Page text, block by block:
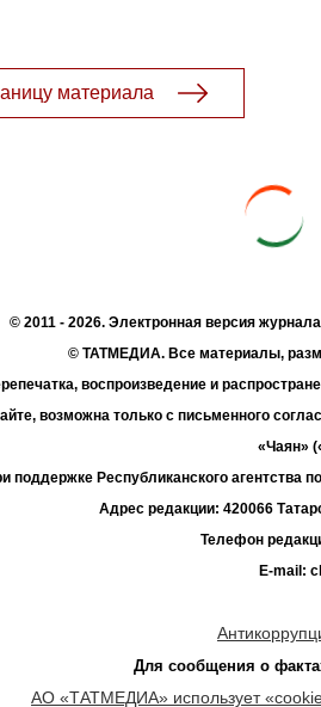
материала
© 2011 - 2026. Электронная версия
© ТАТМЕДИА. Все материалы,
воспроизведение и
возможна только с письменного
«Чаян»
поддержке Республиканского
Адрес редакции: 420066
Телефон
E-mail:
Для сообщения о
АО «ТАТМЕДИА» использует